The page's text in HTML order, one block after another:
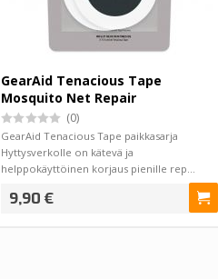
GearAid Tenacious Tape
Mosquito Net Repair
(0)
GearAid Tenacious Tape paikkasarja
Hyttysverkolle on kätevä ja
helppokäyttöinen korjaus pienille rep…
9,90 €